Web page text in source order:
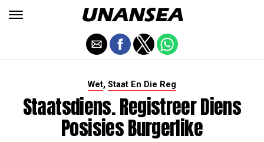
Wet, Staat En Die Reg
Staatsdiens. Registreer Diens
Posisies Burgerlike